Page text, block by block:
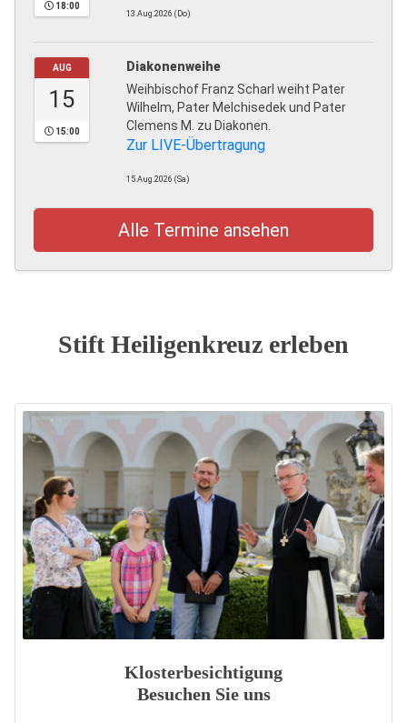
18:00
13.Aug.2026 (Do)
AUG
15
15:00
Diakonenweihe
Weihbischof Franz Scharl weiht Pater
Wilhelm, Pater Melchisedek und Pater
Clemens M. zu Diakonen.
Zur LIVE-Übertragung
15.Aug.2026 (Sa)
Alle Termine ansehen
Stift Heiligenkreuz erleben
Klosterbesichtigung
Besuchen Sie uns